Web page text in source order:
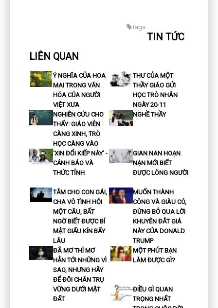
Tags:
TIN TỨC
LIÊN QUAN
Ý NGHĨA CỦA HOA
MAI TRONG VĂN
HÓA CỦA NGƯỜI
VIỆT XƯA
THƯ CỦA MỘT
THẦY GIÁO GỬI
HỌC TRÒ NHÂN
NGÀY 20-11
NGHIÊN CỨU CHO
THẤY: GIÁO VIÊN
CÀNG XINH, TRÒ
HỌC CÀNG VÀO
NGHỀ THẦY
‘XIN ĐỔI KIẾP NÀY’ -
CẢNH BÁO VÀ
THỨC TỈNH
GIAN NAN HOẠN
NẠN MỚI BIẾT
ĐƯỢC LÒNG NGƯỜI
TẮM CHO CON GÁI,
CHA VÔ TÌNH HỎI
MỘT CÂU, BẤT
NGỜ BIẾT ĐƯỢC BÍ
MẬT GIẤU KÍN BẤY
LÂU
MUỐN THÀNH
CÔNG VÀ GIÀU CÓ,
ĐỪNG BỎ QUA LỜI
KHUYÊN ĐẮT GIÁ
NÀY CỦA DONALD
TRUMP
ĐÃ MƠ THÌ MƠ
HẲN TỚI NHỮNG VÌ
SAO, NHƯNG HÃY
ĐỂ ĐÔI CHÂN TRỤ
VỮNG DƯỚI MẶT
ĐẤT
MỘT PHÚT BẠN
LÀM ĐƯỢC GÌ?
ĐIỀU GÌ QUAN
TRỌNG NHẤT